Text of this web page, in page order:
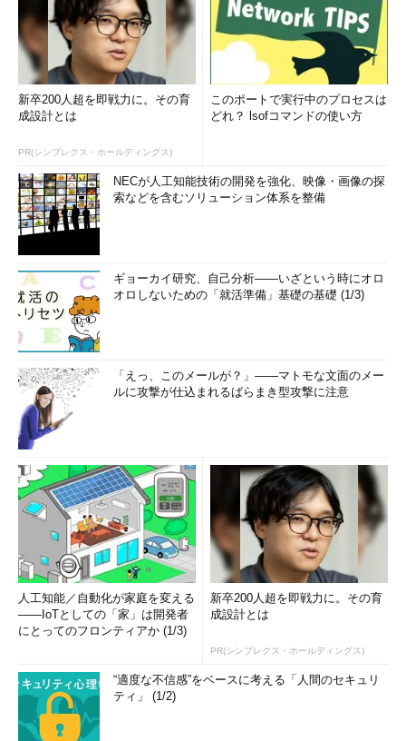
新卒200人超を即戦力に。その育
成設計とは
PR(シンプレクス・ホールディングス)
このポートで実行中のプロセスは
どれ？ lsofコマンドの使い方
NECが人工知能技術の開発を強化、映像・画像の探
索などを含むソリューション体系を整備
ギョーカイ研究、自己分析――いざという時にオロ
オロしないための「就活準備」基礎の基礎 (1/3)
「えっ、このメールが？」――マトモな文面のメー
ルに攻撃が仕込まれるばらまき型攻撃に注意
人工知能／自動化が家庭を変える
――IoTとしての「家」は開発者
にとってのフロンティアか (1/3)
新卒200人超を即戦力に。その育
成設計とは
PR(シンプレクス・ホールディングス)
“適度な不信感”をベースに考える「人間のセキュリ
ティ」 (1/2)